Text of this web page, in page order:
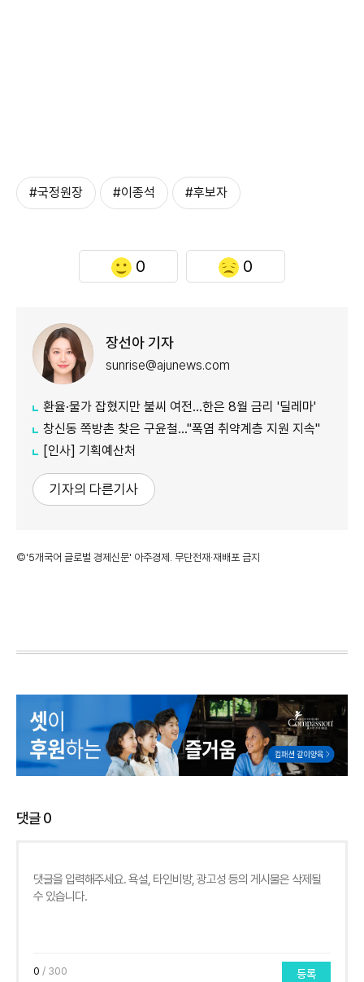
#국정원장 #이종석 #후보자
0 0
장선아 기자
sunrise@ajunews.com
환율·물가 잡혔지만 불씨 여전...한은 8월 금리 '딜레마'
창신동 쪽방촌 찾은 구윤철…"폭염 취약계층 지원 지속"
[인사] 기획예산처
기자의 다른기사
©'5개국어 글로벌 경제신문' 아주경제. 무단전재·재배포 금지
댓글0
0 / 300 등록